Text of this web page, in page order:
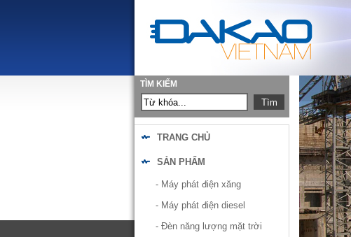
TÌM KIẾM
TRANG CHỦ
SẢN PHẨM
- Máy phát điện xăng
- Máy phát điện diesel
- Đèn năng lượng mặt trời